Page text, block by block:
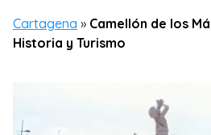
Cartagena » Camellón de los
Historia y Turismo